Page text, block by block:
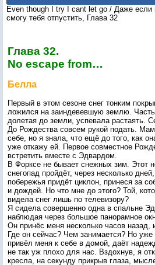
Even though I try I cant let go / Даже если
смогу тебя отпустить, Глава 32
Глава 32.
No escape from…
Белла
Первый в этом сезоне снег тонким
ложился на заиндевевшую землю.
долетая до земли, успевала растаять.
До Рождества совсем рукой подать.
себе, но я знала, что ещё до того, как
уже откажу ей. Первое совместное
встретить вместе с Эдвардом.
В Форксе не бывает снежных зим. Этот
снегопад пройдёт, через несколько
побережья придёт циклон, принеся за
и дождей. Но что мне до этого? Той,
видела снег лишь по телевизору?
Я сидела совершенно одна в спальне
наблюдая через большое панорамное
Он принёс меня несколько часов назад,
Где он сейчас? Чем занимается? Но уже
привёл меня к себе в домой, даёт
не так уж плохо для нас. Вздохнув, я
кресла, на секунду прикрыв глаза,